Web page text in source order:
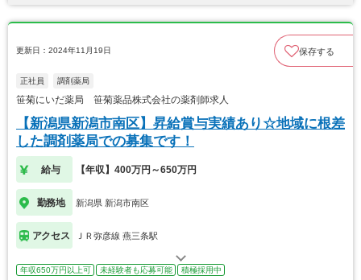
更新日：2024年11月19日 保存する
正社員 調剤薬局
笹菊にいだ薬局 笹菊薬品株式会社の薬剤師求人
【新潟県新潟市南区】昇給賞与実績あり☆地域に根差
した調剤薬局での募集です！
給与 【年収】400万円～650万円
勤務地 新潟県 新潟市南区
アクセス ＪＲ弥彦線 燕三条駅
年収650万円以上可 未経験者も応募可能 積極採用中